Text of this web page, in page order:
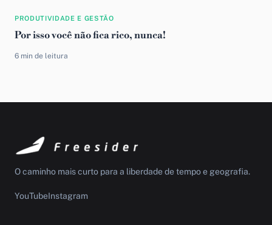
PRODUTIVIDADE E GESTÃO
Por isso você não fica rico, nunca!
6 min de leitura
O caminho mais curto para a liberdade de tempo e geografia.
YouTubeInstagram